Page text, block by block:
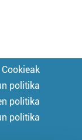
Cookieak
politika
politika
politika